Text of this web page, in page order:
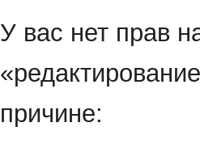
ккУ вас нет прав
причине: